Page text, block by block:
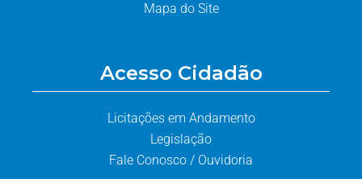
Mapa do Site
Acesso Cidadão
Licitações em Andamento
Legislação
Fale Conosco / Ouvidoria